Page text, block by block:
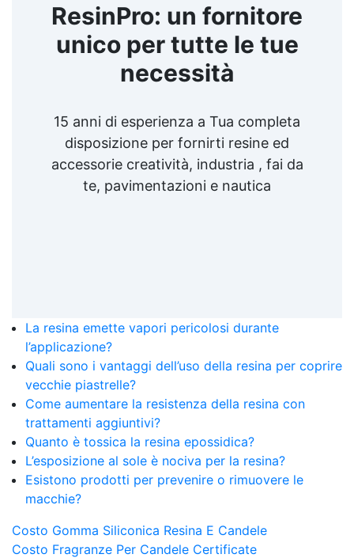
ResinPro: un fornitore
unico per tutte le tue
necessità
15 anni di esperienza a Tua completa
disposizione per fornirti resine ed
accessorie creatività, industria , fai da
te, pavimentazioni e nautica
La resina emette vapori pericolosi durante
l’applicazione?
Quali sono i vantaggi dell’uso della resina per coprire
vecchie piastrelle?
Come aumentare la resistenza della resina con
trattamenti aggiuntivi?
Quanto è tossica la resina epossidica?
L’esposizione al sole è nociva per la resina?
Esistono prodotti per prevenire o rimuovere le
macchie?
Costo Gomma Siliconica Resina E Candele
Costo Fragranze Per Candele Certificate